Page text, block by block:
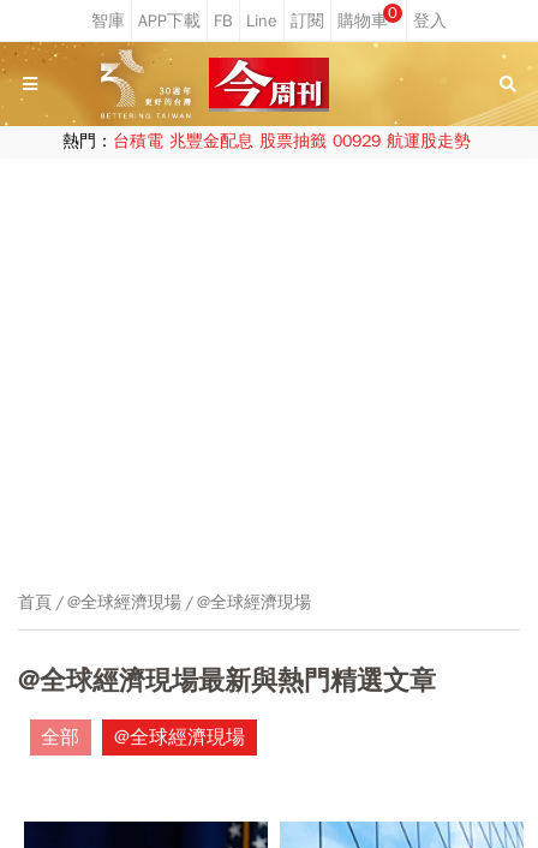
0
熱門： 台積電 兆豐金配息 股票抽籤 00929 航運股走勢
首頁 @全球經濟現場 @全球經濟現場
@全球經濟現場最新與熱門精選文章
全部 @全球經濟現場